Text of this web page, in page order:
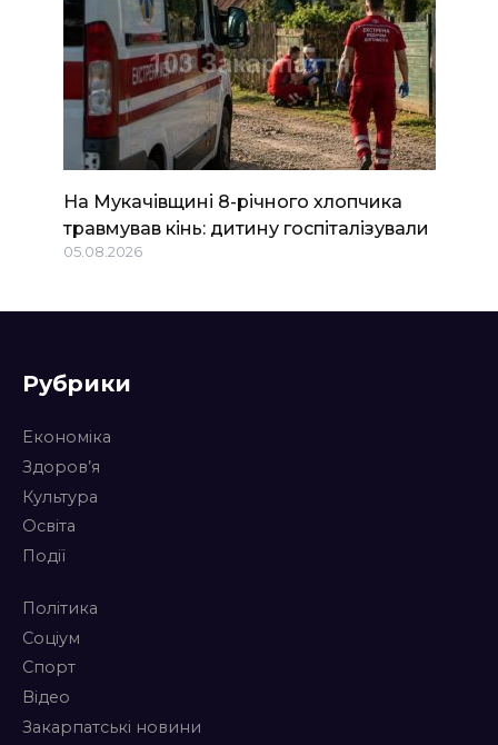
На Мукачівщині 8-річного хлопчика
травмував кінь: дитину госпіталізували
05.08.2026
Рубрики
Економіка
Здоров’я
Культура
Освіта
Події
Політика
Соціум
Спорт
Відео
Закарпатські новини